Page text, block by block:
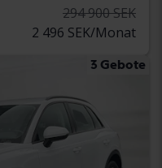
294 900 SEK
2 496 SEK/Monat
3 Gebote